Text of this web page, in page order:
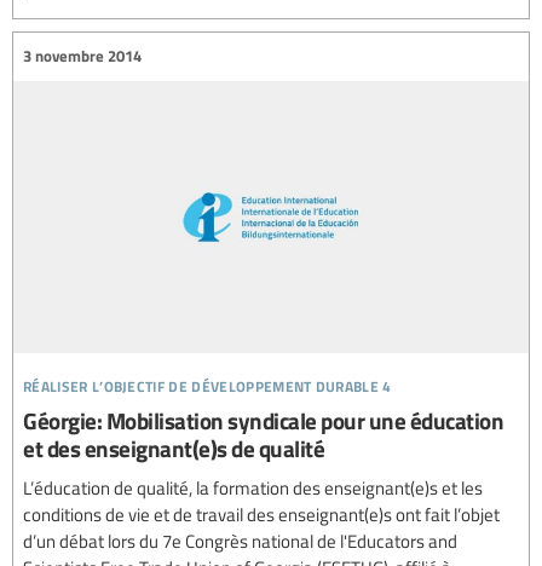
réaliser l’objectif de développement durable 4
3 novembre 2014
Géorgie: Mobilisation syndicale pour une éducation
et des enseignant(e)s de qualité
L’éducation de qualité, la formation des enseignant(e)s et les
conditions de vie et de travail des enseignant(e)s ont fait l’objet
d’un débat lors du 7e Congrès national de l'Educators and